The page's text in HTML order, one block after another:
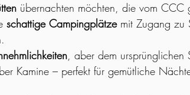
übernachten möchten, die vom CCC
schattige Campingplätze mit Zugang zu
, aber dem ursprünglichen
Kamine – perfekt für gemütliche